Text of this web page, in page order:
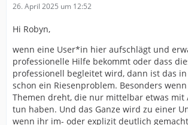
26. April 2025 um 12:52
Hi Robyn,
wenn eine User*in hier aufschlägt und
professionelle Hilfe bekommt oder dass
professionell begleitet wird, dann ist das
schon ein Riesenproblem. Besonders
Themen dreht, die nur mittelbar etwas mit
tun haben. Und das Ganze wird zu einer
wenn ihr im- oder explizit deutlich